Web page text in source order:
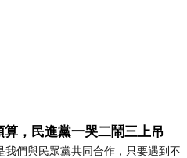
算，民進黨一哭二鬧三上吊
我們與民眾黨共同合作，只要遇到不